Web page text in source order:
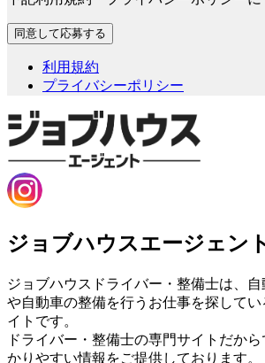
利用規約
プライバシーポリシー
ジョブハウスエージェン
ジョブハウスドライバー・整備士は、
や自動車の整備を行うお仕事を探して
イトです。
ドライバー・整備士の専門サイトだか
かりやすい情報をご提供しております。